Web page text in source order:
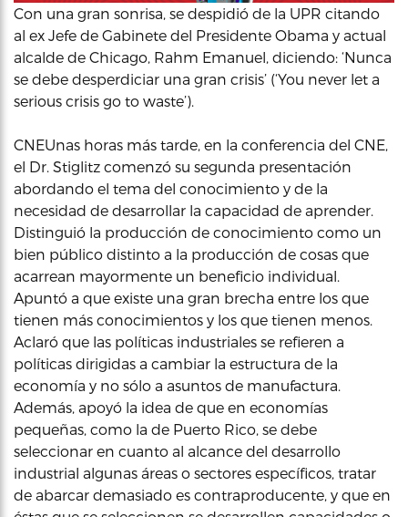
Con una gran sonrisa, se despidió de la UPR citando
al ex Jefe de Gabinete del Presidente Obama y actual
alcalde de Chicago, Rahm Emanuel, diciendo: ‘Nunca
se debe desperdiciar una gran crisis’ (‘You never let a
serious crisis go to waste’).
CNEUnas horas más tarde, en la conferencia del CNE,
el Dr. Stiglitz comenzó su segunda presentación
abordando el tema del conocimiento y de la
necesidad de desarrollar la capacidad de aprender.
Distinguió la producción de conocimiento como un
bien público distinto a la producción de cosas que
acarrean mayormente un beneficio individual.
Apuntó a que existe una gran brecha entre los que
tienen más conocimientos y los que tienen menos.
Aclaró que las políticas industriales se refieren a
políticas dirigidas a cambiar la estructura de la
economía y no sólo a asuntos de manufactura.
Además, apoyó la idea de que en economías
pequeñas, como la de Puerto Rico, se debe
seleccionar en cuanto al alcance del desarrollo
industrial algunas áreas o sectores específicos, tratar
de abarcar demasiado es contraproducente, y que en